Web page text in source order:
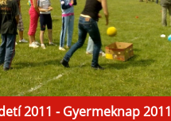
2011 - Gyermeknap 2011